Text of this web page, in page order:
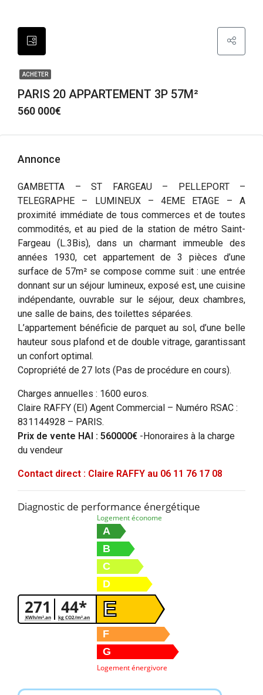
ACHETER
PARIS 20 APPARTEMENT 3P 57M²
560 000€
Annonce
GAMBETTA – ST FARGEAU – PELLEPORT –
TELEGRAPHE – LUMINEUX – 4EME ETAGE – A
proximité immédiate de tous commerces et de toutes
commodités, et au pied de la station de métro Saint-
Fargeau (L.3Bis), dans un charmant immeuble des
années 1930, cet appartement de 3 pièces d’une
surface de 57m² se compose comme suit : une entrée
donnant sur un séjour lumineux, exposé est, une cuisine
indépendante, ouvrable sur le séjour, deux chambres,
une salle de bains, des toilettes séparées.
L’appartement bénéficie de parquet au sol, d’une belle
hauteur sous plafond et de double vitrage, garantissant
un confort optimal.
Copropriété de 27 lots (Pas de procédure en cours).
Charges annuelles : 1600 euros.
Claire RAFFY (EI) Agent Commercial – Numéro RSAC :
831144928 – PARIS.
Prix de vente HAI : 560000€ -Honoraires à la charge
du vendeur
Contact direct : Claire RAFFY au 06 11 76 17 08
Diagnostic de performance énergétique
271
KWh/m².an 44*
kg CO2/m².an
Logement économe
A
B
C
D
E
F
G
Logement énergivore